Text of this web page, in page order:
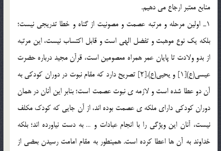
منابع معتبر ارجاع مي دهيم.
1ـ اولين مرحله و مرتبه عصمت و مصونيت از گناه و خطا تدريجي نيست؛
بلكه يك نوع موهبت و تفضل الهي است و قابل اكتساب نيست، اين مرتبه
از بدو ولادت تا پايان عمر همراه معصومين است، قرآن مجيد درباره حضرت
عيسي(ع)[1] و يحيي(ع).[2] تصريح دارد که مقام نبوت در دوران کودکي به
آن دو عطا شده است و لازمه ي نبوت عصمت است؛ بنابر اين آنان در همان
دوران کودکي داراي ملکه ي عصمت بوده اند، از آن جايي که کودک مکلف
نيست، آنان اين ويژگي را با انجام عبادات و … به دست نياورده اند؛ بلکه
خداوند به آن ها اعطا کرده است. همينطور به مقام امامت رسيدن بعضي از